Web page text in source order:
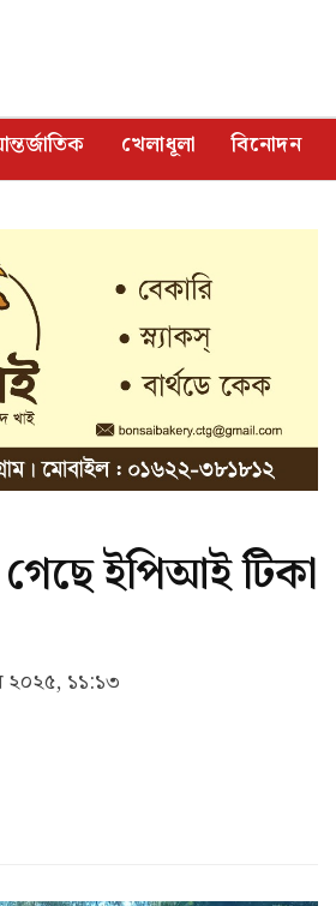
খেলাধূলা বিনোদন
ইপিআই টিকা
২০২৫, ১১:১৩